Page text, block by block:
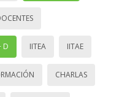
D IITEA IITAE
CHARLAS